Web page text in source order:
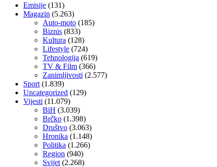
Emisije (131)
Magazin (5.263)
Auto-moto (185)
Biznis (833)
Kultura (128)
Lifestyle (724)
Tehnologija (619)
TV & Film (366)
Zanimljivosti (2.577)
Sport (1.839)
Uncategorized (129)
Vijesti (11.079)
BiH (3.039)
Brčko (1.398)
Društvo (3.063)
Hronika (1.148)
Politika (1.266)
Region (940)
Svijet (2.268)